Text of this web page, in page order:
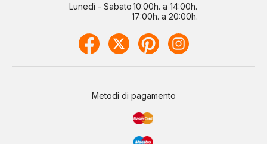
Lunedì - Sabato10:00h. a 14:00h.
17:00h. a 20:00h.
Metodi di pagamento